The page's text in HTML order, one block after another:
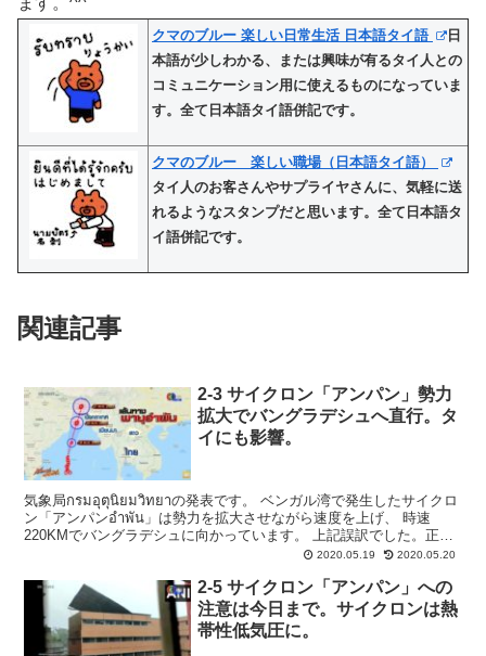
クマのブルー 楽しい日常生活 日本語タイ語
日
本語が少しわかる、または興味が有るタイ人との
コミュニケーション用に使えるものになっていま
す。全て日本語タイ語併記です。
クマのブルー 楽しい職場（日本語タイ語）
タイ人のお客さんやサプライヤさんに、気軽に送
れるようなスタンプだと思います。全て日本語タ
イ語併記です。
関連記事
2-3 サイクロン「アンパン」勢力
拡大でバングラデシュへ直行。タ
イにも影響。
気象局กรมอุตุนิยมวิทยาの発表です。 ベンガル湾で発生したサイクロ
ン「アンパンอำพัน」は勢力を拡大させながら速度を上げ、 時速
220KMでバングラデシュに向かっています。 上記誤訳でした。正し
2020.05.19 2020.05.20
2-5 サイクロン「アンパン」への
注意は今日まで。サイクロンは熱
帯性低気圧に。